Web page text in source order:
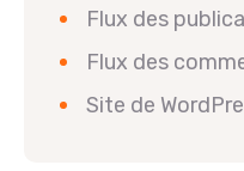
Flux des
Flux des
Site de